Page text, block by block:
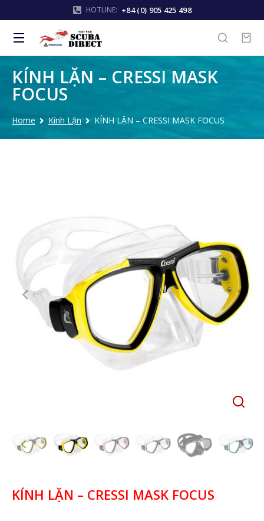
HOTLINE: +84 (0) 905 425 498
KÍNH LẶN – CRESSI MASK
FOCUS
You are here:
Home Kính Lặn KÍNH LẶN – CRESSI MASK FOCUS
KÍNH LẶN – CRESSI MASK FOCUS